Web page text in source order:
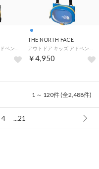
THE NORTH FACE
￥4,950
1 ～ 120件 (全2,488件)
4 ...21